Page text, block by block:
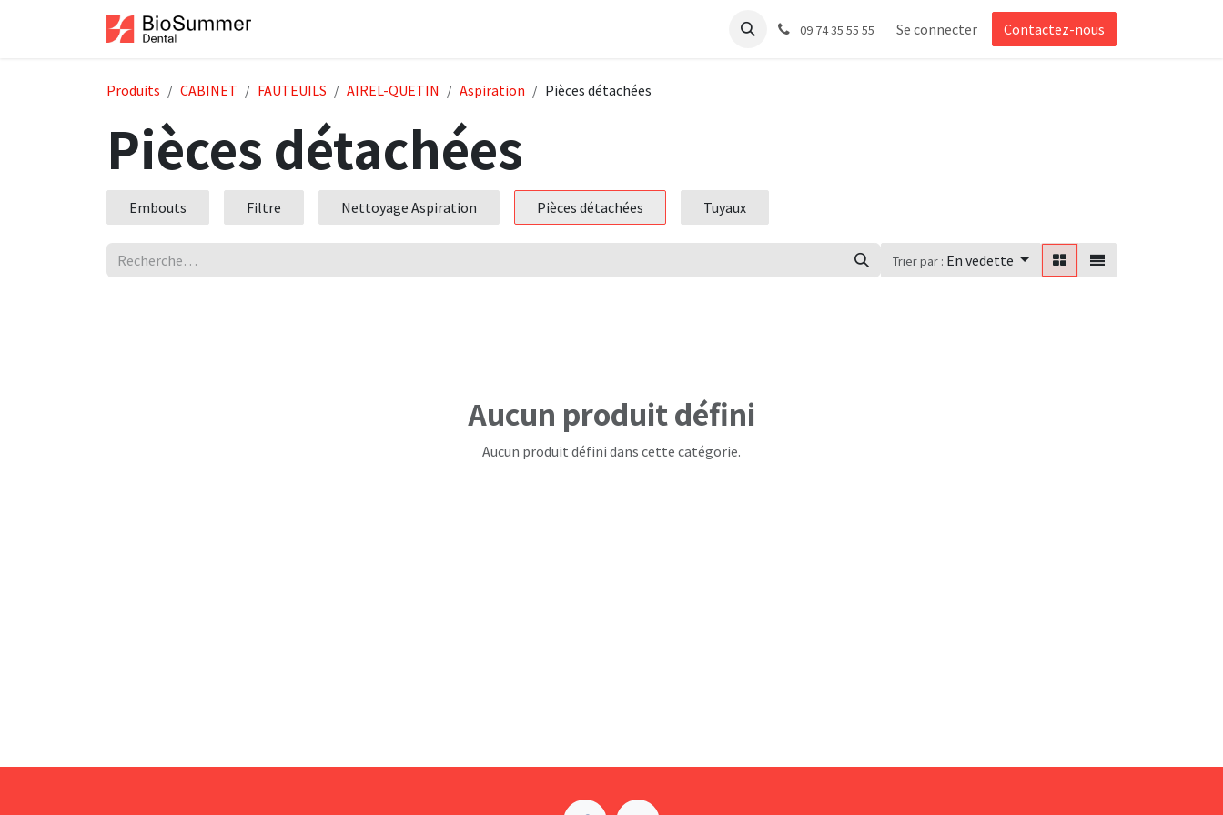
Support09 74 35 55 55 Se connecter Contactez-nous
Produits CABINET FAUTEUILS AIREL-QUETIN Aspiration Pièces détachées
Pièces détachées
Embouts Filtre Nettoyage Aspiration Pièces détachées Tuyaux
Trier par : En vedette
Aucun produit défini
Aucun produit défini dans cette catégorie.